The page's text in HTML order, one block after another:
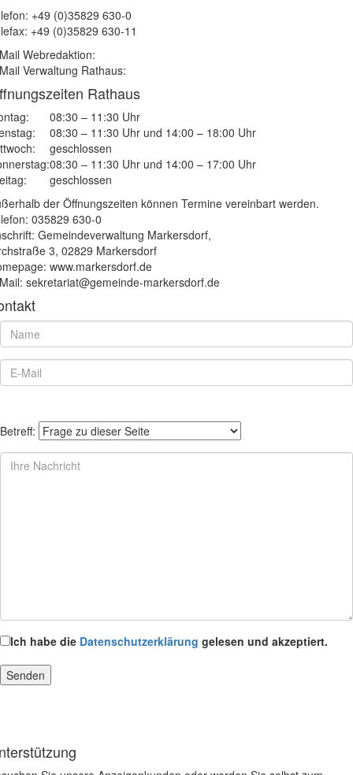
+49 (0)35829 630-0
+49 (0)35829 630-11
Webredaktion:
Verwaltung Rathaus:
Rathaus
08:30 – 11:30 Uhr
08:30 – 11:30 Uhr und 14:00 – 18:00 Uhr
geschlossen
08:30 – 11:30 Uhr und 14:00 – 17:00 Uhr
geschlossen
der Öffnungszeiten können Termine vereinbart werden.
035829 630-0
Gemeindeverwaltung Markersdorf,
3, 02829 Markersdorf
www.markersdorf.de
sekretariat@gemeinde-markersdorf.de
Betreff:
Ich habe die Datenschutzerklärung gelesen und akzeptiert.